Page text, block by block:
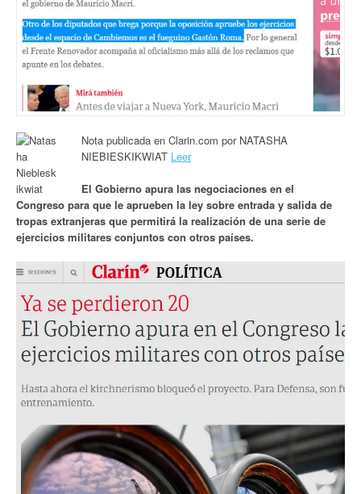
Nota publicada en Clarin.com por NATASHA
NIEBIESKIKWIAT Leer
El Gobierno apura las negociaciones en el
Congreso para que le aprueben la ley sobre entrada y salida de
tropas extranjeras que permitirá la realización de una serie de
ejercicios militares conjuntos con otros países.